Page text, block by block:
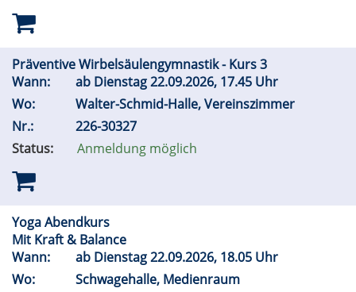
Präventive Wirbelsäulengymnastik - Kurs 3
Wann:
ab Dienstag 22.09.2026, 17.45 Uhr
Wo:
Walter-Schmid-Halle, Vereinszimmer
Nr.:
226-30327
Status:
Anmeldung möglich
Yoga Abendkurs
Mit Kraft & Balance
Wann:
ab Dienstag 22.09.2026, 18.05 Uhr
Wo:
Schwagehalle, Medienraum